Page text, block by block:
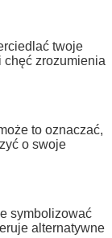
twoje
zrozumienia
to oznaczać,
o swoje
symbolizować
alternatywne